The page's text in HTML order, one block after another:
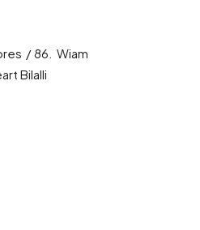
/ 86. Wiam
Bilalli